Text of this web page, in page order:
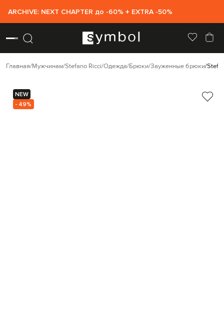
ARCHIVE: NEXT CHAPTER до -60% + EXTRA -50%
Главная Мужчинам Stefano Ricci Одежда Брюки Зауженные брюки
NEW
- 49%